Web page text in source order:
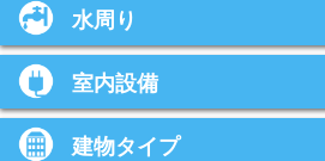
水周り
室内設備
建物タイプ